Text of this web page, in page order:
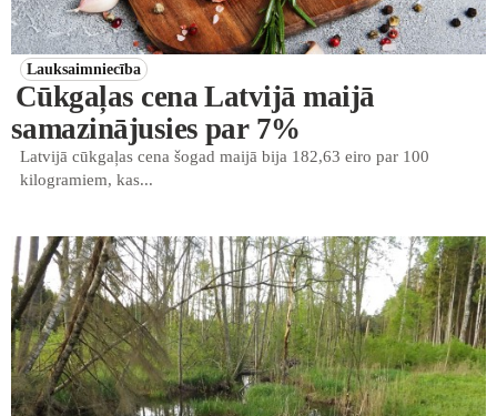
Lauksaimniecība
Cūkgaļas cena Latvijā maijā
samazinājusies par 7%
Latvijā cūkgaļas cena šogad maijā bija 182,63 eiro par 100
kilogramiem, kas...